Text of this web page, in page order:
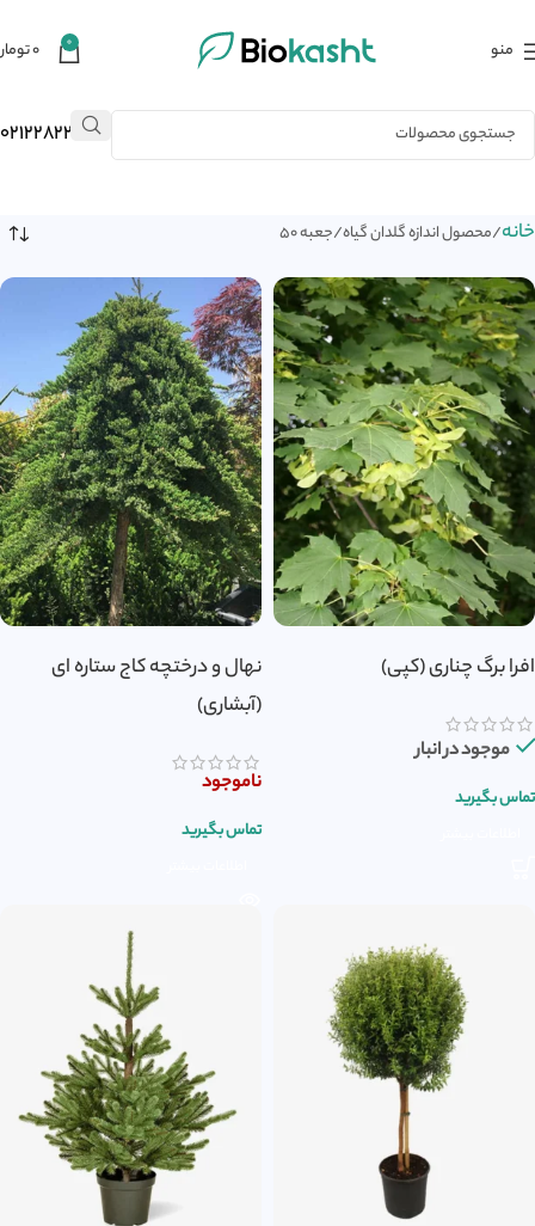
منو 0 ۰
02122823484
خانه محصول اندازه گلدان گیاه جعبه 50
افرا برگ چناری (کپی)
موجود در انبار
تماس بگیرید
نهال و درختچه کاج ستاره ای
(آبشاری)
ناموجود
تماس بگیرید